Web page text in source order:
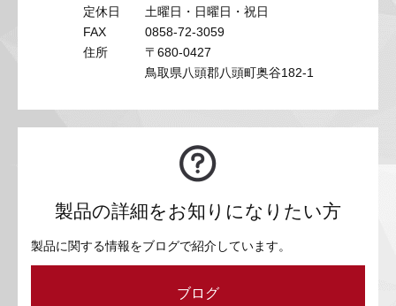
定休日
土曜日・日曜日・祝日
FAX
0858-72-3059
住所
〒680-0427
鳥取県八頭郡八頭町奥谷182-1
製品の詳細をお知りになりたい方
製品に関する情報をブログで紹介しています。
ブログ